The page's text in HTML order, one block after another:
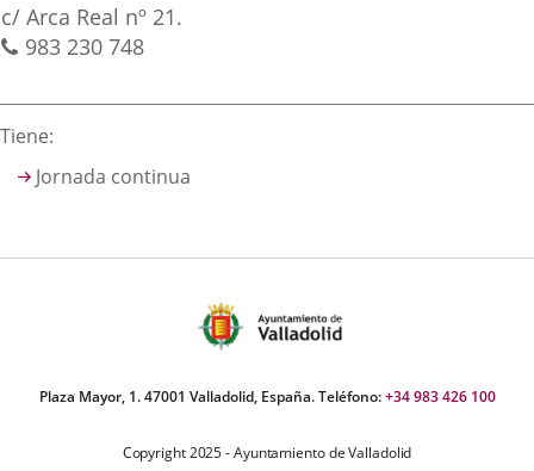
Dirección
postal
c/ Arca Real nº 21.
Teléfonos
983 230 748
Descripción
Tiene:
Jornada continua
Plaza Mayor, 1. 47001 Valladolid, España. Teléfono:+34 983 426 100
Copyright 2025 - Ayuntamiento de Valladolid